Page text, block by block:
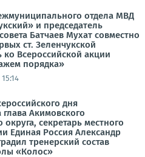
отдела МВД
и председатель
Батчаев Мухат совместно
ст. Зеленчукской
ко Всероссийской акции
порядка»
дня
Акимовского
секретарь местного
Единая Россия Александр
тренерский состав
«Колос»